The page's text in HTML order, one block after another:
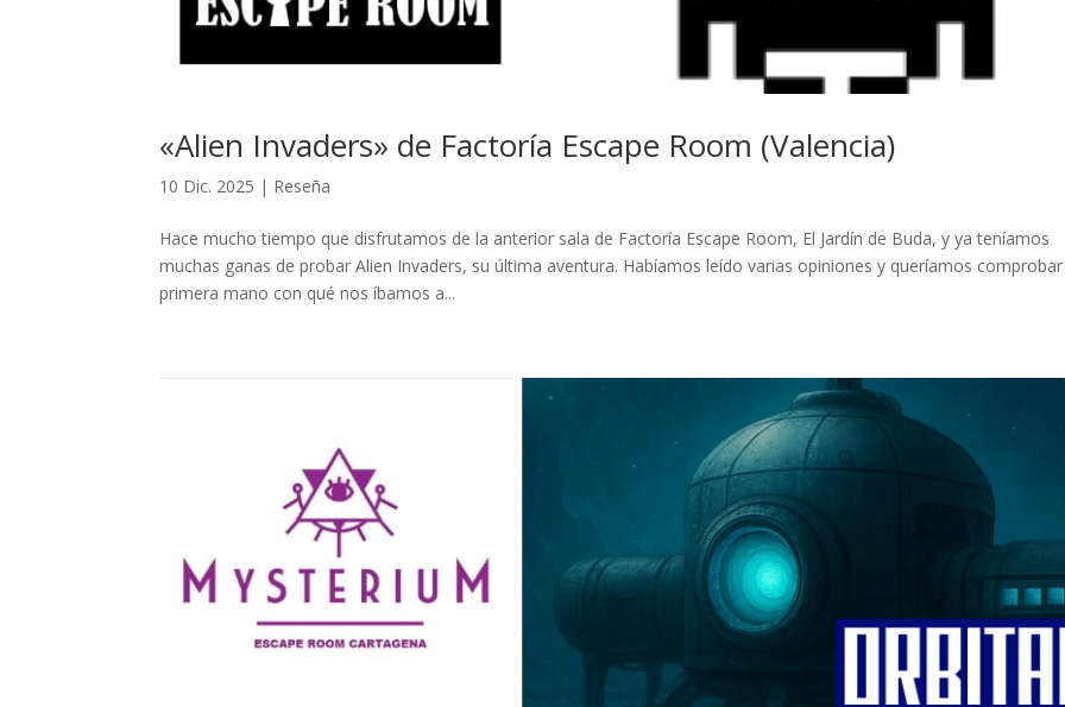
«Alien Invaders» de Factoría Escape Room (Valencia)
10 Dic. 2025 | Reseña
Hace mucho tiempo que disfrutamos de la anterior sala de Factoría Escape Room, El Jardín de Buda, y ya teníamos
muchas ganas de probar Alien Invaders, su última aventura. Habíamos leído varias opiniones y queríamos
primera mano con qué nos íbamos a...